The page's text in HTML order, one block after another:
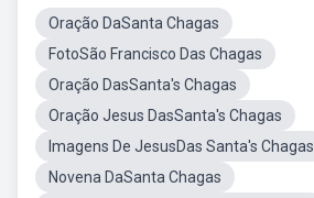
Oração DaSanta Chagas
FotoSão Francisco Das Chagas
Oração DasSanta's Chagas
Oração Jesus DasSanta's Chagas
Imagens De JesusDas Santa's Chagas
Novena DaSanta Chagas